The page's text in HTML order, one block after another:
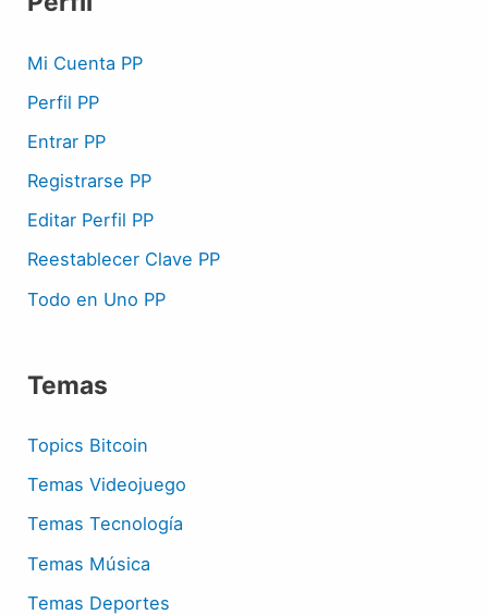
Mi Cuenta PP
Perfil PP
Entrar PP
Registrarse PP
Editar Perfil PP
Reestablecer Clave PP
Todo en Uno PP
Temas
Topics Bitcoin
Temas Videojuego
Temas Tecnología
Temas Música
Temas Deportes